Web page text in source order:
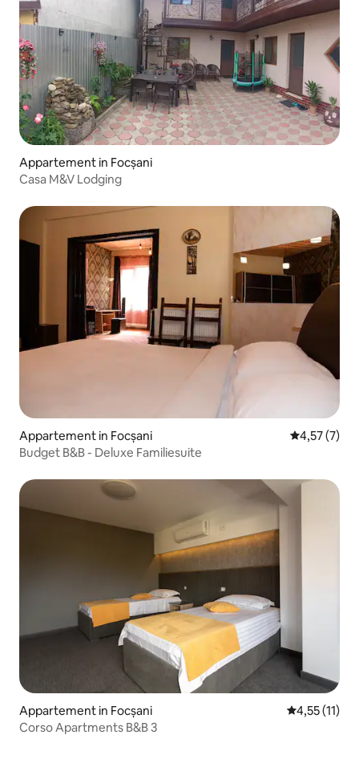
Appartement in Focșani
Casa M&V Lodging
Appartement in Focșani
4,57 (7)
Budget B&B - Deluxe Familiesuite
Appartement in Focșani Gemiddelde
4,55 (11)
Corso Apartments B&B 3